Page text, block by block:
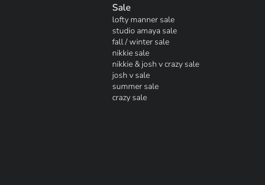
Sale
lofty manner sale
studio amaya sale
fall / winter sale
nikkie sale
nikkie & josh v crazy sale
josh v sale
summer sale
crazy sale